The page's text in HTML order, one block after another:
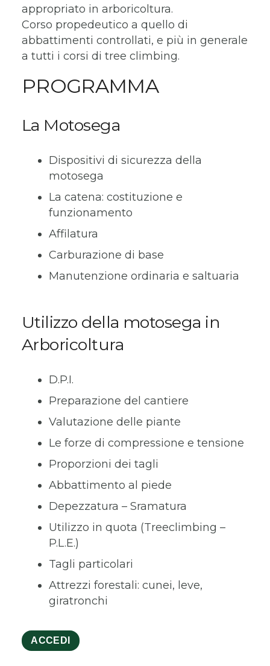
appropriato in arboricoltura.
Corso propedeutico a quello di
abbattimenti controllati, e più in generale
a tutti i corsi di tree climbing.
PROGRAMMA
La Motosega
Dispositivi di sicurezza della
motosega
La catena: costituzione e
funzionamento
Affilatura
Carburazione di base
Manutenzione ordinaria e saltuaria
Utilizzo della motosega in
Arboricoltura
D.P.I.
Preparazione del cantiere
Valutazione delle piante
Le forze di compressione e tensione
Proporzioni dei tagli
Abbattimento al piede
Depezzatura – Sramatura
Utilizzo in quota (Treeclimbing –
P.L.E.)
Tagli particolari
Attrezzi forestali: cunei, leve,
giratronchi
ACCEDI